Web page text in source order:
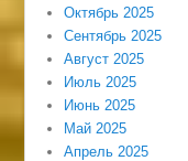
Октябрь 2025
Сентябрь 2025
Август 2025
Июль 2025
Июнь 2025
Май 2025
Апрель 2025